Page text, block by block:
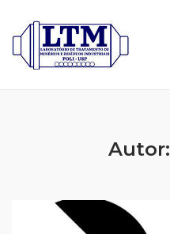
content
Autor: